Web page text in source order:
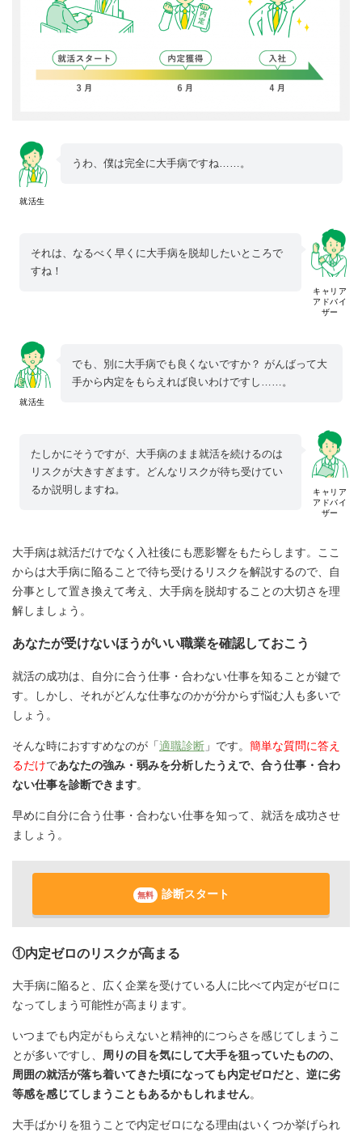
就活生
うわ、僕は完全に大手病ですね……。
キャリア
アドバイ
ザー
それは、なるべく早くに大手病を脱却したいところで
すね！
就活生
でも、別に大手病でも良くないですか？ がんばって大
手から内定をもらえれば良いわけですし……。
キャリア
アドバイ
ザー
たしかにそうですが、大手病のまま就活を続けるのは
リスクが大きすぎます。どんなリスクが待ち受けてい
るか説明しますね。
大手病は就活だけでなく入社後にも悪影響をもたらします。ここ
からは大手病に陥ることで待ち受けるリスクを解説するので、自
分事として置き換えて考え、大手病を脱却することの大切さを理
解しましょう。
あなたが受けないほうがいい職業を確認しておこう
就活の成功は、自分に合う仕事・合わない仕事を知ることが鍵で
す。しかし、それがどんな仕事なのかが分からず悩む人も多いで
しょう。
そんな時におすすめなのが「適職診断 」です。 簡単な質問に答え
るだけであなたの強み・弱みを分析したうえで、合う仕事・合わ
ない仕事を診断できます。
早めに自分に合う仕事・合わない仕事を知って、就活を成功させ
ましょう。
無料 診断スタート
①内定ゼロのリスクが高まる
大手病に陥ると、広く企業を受けている人に比べて内定がゼロに
なってしまう可能性が高まります。
いつまでも内定がもらえないと精神的につらさを感じてしまうこ
とが多いですし、 周りの目を気にして大手を狙っていたものの、
周囲の就活が落ち着いてきた頃になっても内定ゼロだと、逆に劣
等感を感じてしまうこともあるかもしれません。
大手ばかりを狙うことで内定ゼロになる理由はいくつか挙げられ